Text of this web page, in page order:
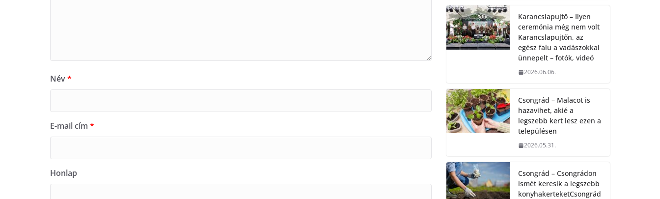
Név*
E-mail cím *
Honlap
Karancslapujtő – Ilyen
ceremónia még nem volt
Karancslapujtőn, az
egész falu a vadászokkal
ünnepelt – fotók, videó
2026.06.06.
Csongrád – Malacot is
hazavihet, akié a
legszebb kert lesz ezen a
településen
2026.05.31.
Csongrád – Csongrádon
ismét keresik a legszebb
konyhakerteketCsongrád